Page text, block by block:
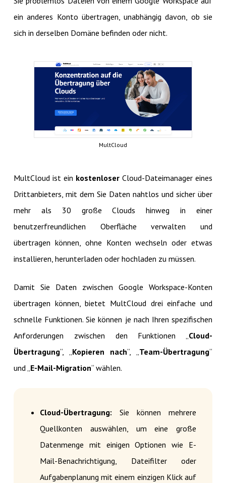
ein anderes Konto übertragen, unabhängig davon, ob sie
sich in derselben Domäne befinden oder nicht.
MultCloud
MultCloud ist ein kostenloserCloud-Dateimanager eines
Drittanbieters, mit dem Sie Daten nahtlos und sicher über
mehr als 30 große Clouds hinweg in einer
benutzerfreundlichen Oberfläche verwalten und
übertragen können, ohne Konten wechseln oder etwas
installieren, herunterladen oder hochladen zu müssen.
Damit Sie Daten zwischen Google Workspace-Konten
übertragen können, bietet MultCloud drei einfache und
schnelle Funktionen. Sie können je nach Ihren spezifischen
Anforderungen zwischen den Funktionen „Cloud-
Übertragung“, „Kopieren nach“, „Team-Übertragung“
und „E-Mail-Migration“ wählen.
Cloud-Übertragung: Sie können mehrere
Quellkonten auswählen, um eine große
Datenmenge mit einigen Optionen wie E-
Mail-Benachrichtigung, Dateifilter oder
Aufgabenplanung mit einem einzigen Klick auf